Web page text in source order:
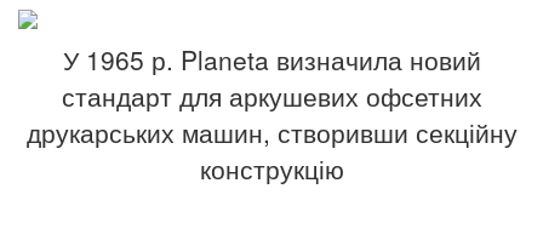
У 1965 р. Planeta визначила новий
стандарт для аркушевих офсетних
друкарських машин, створивши секційну
конструкцію